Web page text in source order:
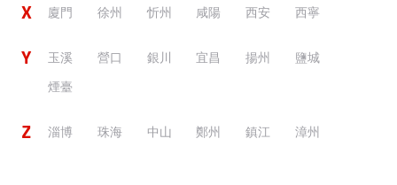
X 廈門 徐州 忻州 咸陽 西安 西寧
Y 玉溪 營口 銀川 宜昌 揚州
鹽城
煙臺
Z 淄博 珠海 中山 鄭州 鎮江 漳州